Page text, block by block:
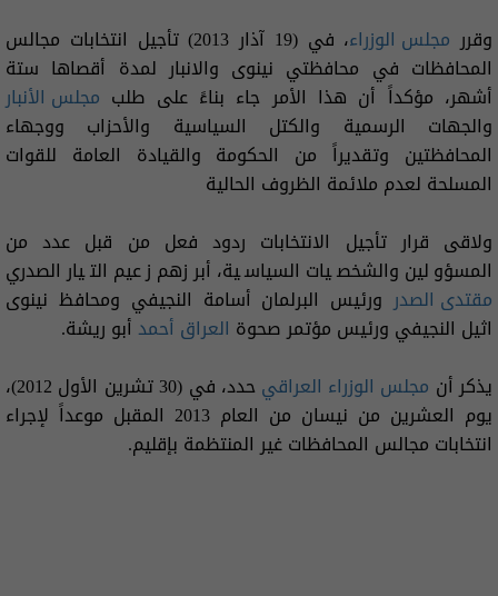
وقرر مجلس الوزراء
، في (19 آذار 2013) تأجيل انتخابات مجالس
المحافظات في محافظتي نينوى والانبار لمدة أقصاها ستة
أشهر، مؤكداً أن هذا الأمر جاء بناءً على طلب مجلس الأنبار
والجهات الرسمية والكتل السياسية والأحزاب ووجهاء
المحافظتين وتقديراً من الحكومة والقيادة العامة للقوات
المسلحة لعدم ملائمة الظروف الحالية
ولاقى قرار تأجيل الانتخابات ردود فعل من قبل عدد من
المسؤولين والشخصيات السياسية، أبرزهم زعيم التيار الصدري
مقتدى الصدر ورئيس البرلمان أسامة النجيفي ومحافظ نينوى
اثيل النجيفي ورئيس مؤتمر صحوة العراق أحمدأبو ريشة.
يذكر أن مجلس الوزراء العراقي
حدد، في (30 تشرين الأول 2012)،
يوم العشرين من نيسان من العام 2013 المقبل موعداً لإجراء
انتخابات مجالس المحافظات غير المنتظمة بإقليم.